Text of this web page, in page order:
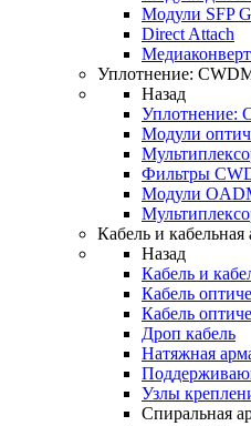
Модули SFP
Direct Attach
Уплотнение:
Назад
Уплотнение:
Модули
Фильтры
Модули
Кабель и кабельная
Назад
Кабель и
Кабель
Кабель
Дроп кабель
Натяжная
Узлы
Спиральная